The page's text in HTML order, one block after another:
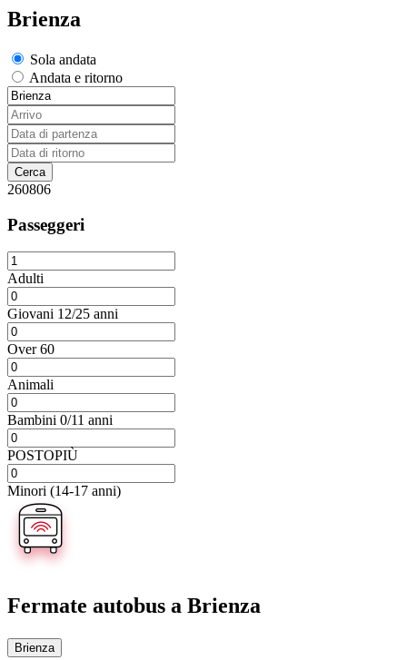
Brienza
Sola andata
Andata e ritorno
260806
Passeggeri
Adulti
Giovani 12/25 anni
Over 60
Animali
Bambini 0/11 anni
POSTOPIÙ
Minori (14-17 anni)
Fermate autobus a Brienza
Brienza